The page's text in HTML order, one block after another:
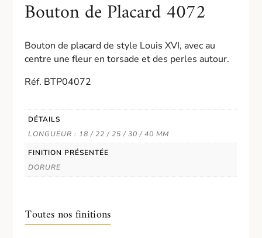
Bouton de Placard 4072
Bouton de placard de style Louis XVI, avec au
centre une fleur en torsade et des perles autour.
Réf. BTP04072
DÉTAILS
LONGUEUR : 18 / 22 / 25 / 30 / 40 MM
FINITION PRÉSENTÉE
DORURE
Toutes nos finitions